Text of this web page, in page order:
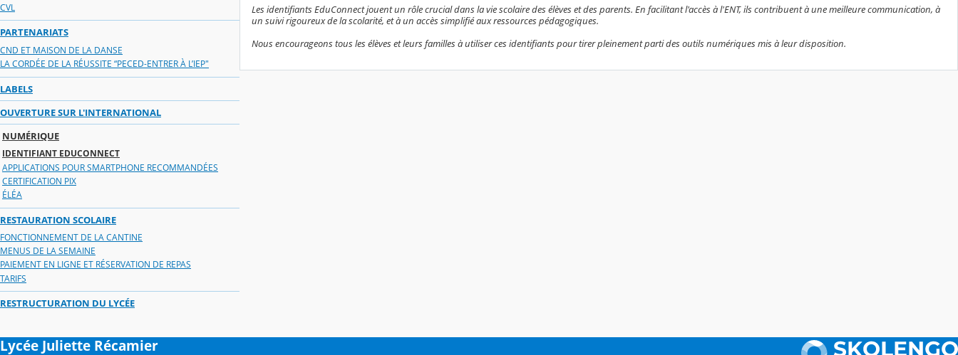
CVL
PARTENARIATS
CND ET MAISON DE LA DANSE
LA CORDÉE DE LA RÉUSSITE “PECED-ENTRER À L’IEP"
LABELS
OUVERTURE SUR L'INTERNATIONAL
NUMÉRIQUE
IDENTIFIANT EDUCONNECT
APPLICATIONS POUR SMARTPHONE RECOMMANDÉES
CERTIFICATION PIX
ÉLÉA
RESTAURATION SCOLAIRE
FONCTIONNEMENT DE LA CANTINE
MENUS DE LA SEMAINE
PAIEMENT EN LIGNE ET RÉSERVATION DE REPAS
TARIFS
RESTRUCTURATION DU LYCÉE
Les identifiants EduConnect jouent un rôle crucial dans la vie scolaire des élèves et des parents. En facilitant l'accès à l'ENT, ils contribuent à une meilleure communication, à
un suivi rigoureux de la scolarité, et à un accès simplifié aux ressources pédagogiques.
Nous encourageons tous les élèves et leurs familles à utiliser ces identifiants pour tirer pleinement parti des outils numériques mis à leur disposition.
Lycée Juliette Récamier